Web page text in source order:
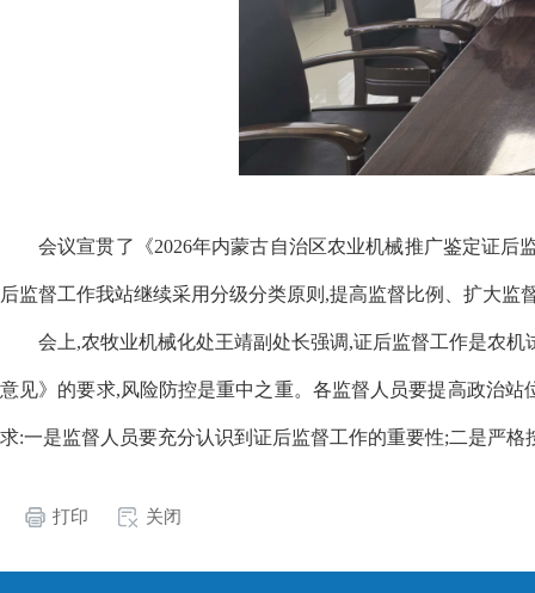
会议宣贯了《2026年内蒙古自治区农业机械推广鉴定证后
后监督工作我站继续采用分级分类原则,提高监督比例、扩大监
会上,农牧业机械化处王靖副 处长强调,证后监督工作是农机
意见》的要求,风险防控是重中之重。 各监督人员要提高政治站
求:一是监督人员要充分认识到证后监督工作的重要性;二是严格
打印 关闭